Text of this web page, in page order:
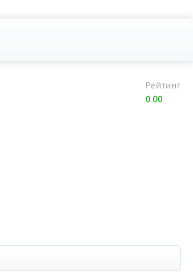
Рейтинг
0.00